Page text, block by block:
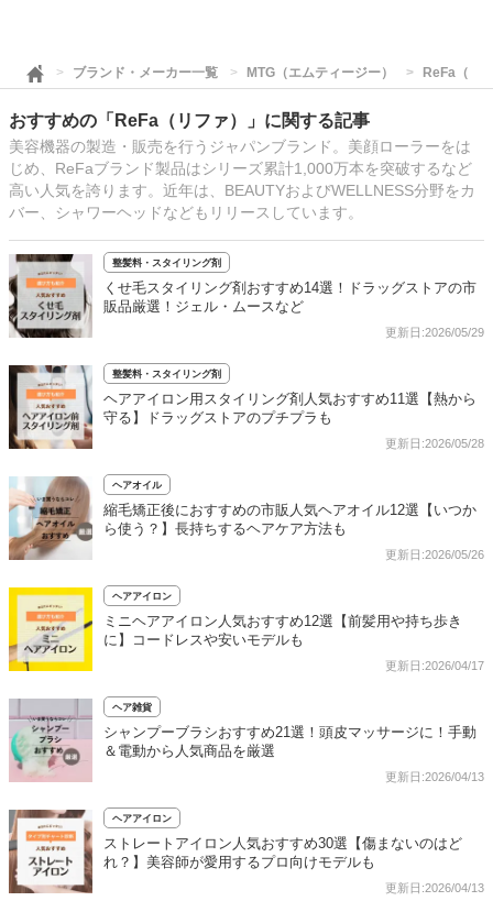
ブランド・メーカー一覧 MTG（エムティージー） ReFa（リ
おすすめの「ReFa（リファ）」に関する記事
美容機器の製造・販売を行うジャパンブランド。美顔ローラーをは
じめ、ReFaブランド製品はシリーズ累計1,000万本を突破するなど
高い人気を誇ります。近年は、BEAUTYおよびWELLNESS分野をカ
バー、シャワーヘッドなどもリリースしています。
整髪料・スタイリング剤
くせ毛スタイリング剤おすすめ14選！ドラッグストアの市
販品厳選！ジェル・ムースなど
更新日:2026/05/29
整髪料・スタイリング剤
ヘアアイロン用スタイリング剤人気おすすめ11選【熱から
守る】ドラッグストアのプチプラも
更新日:2026/05/28
ヘアオイル
縮毛矯正後におすすめの市販人気ヘアオイル12選【いつか
ら使う？】長持ちするヘアケア方法も
更新日:2026/05/26
ヘアアイロン
ミニヘアアイロン人気おすすめ12選【前髪用や持ち歩き
に】コードレスや安いモデルも
更新日:2026/04/17
ヘア雑貨
シャンプーブラシおすすめ21選！頭皮マッサージに！手動
＆電動から人気商品を厳選
更新日:2026/04/13
ヘアアイロン
ストレートアイロン人気おすすめ30選【傷まないのはど
れ？】美容師が愛用するプロ向けモデルも
更新日:2026/04/13